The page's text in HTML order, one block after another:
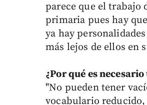
parece que el trabajo
primaria pues hay
ya hay
más lejos de ellos en
¿Por qué es
"No pueden tener
vocabulario